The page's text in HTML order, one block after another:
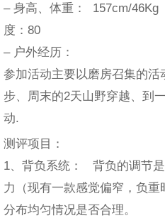
– 身高、体重： 157cm/
度：80
– 户外经历：
参加活动主要以磨房召集的
步、周末的2天山野穿越、到
动.
测评项目：
1、背负系统： 背负的调节
力（现有一款感觉偏窄，负
分布均匀情况是否合理。